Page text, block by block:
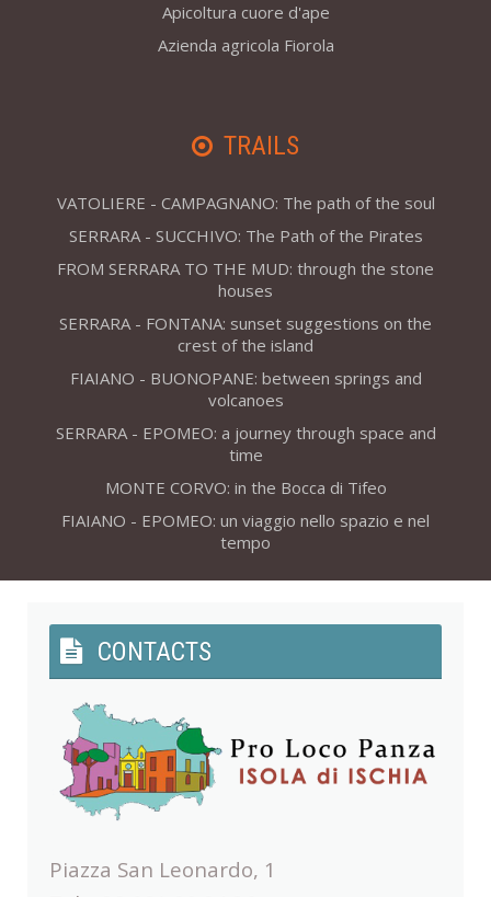
Apicoltura cuore d'ape
Azienda agricola Fiorola
TRAILS
VATOLIERE - CAMPAGNANO: The path of the soul
SERRARA - SUCCHIVO: The Path of the Pirates
FROM SERRARA TO THE MUD: through the stone
houses
SERRARA - FONTANA: sunset suggestions on the
crest of the island
FIAIANO - BUONOPANE: between springs and
volcanoes
SERRARA - EPOMEO: a journey through space and
time
MONTE CORVO: in the Bocca di Tifeo
FIAIANO - EPOMEO: un viaggio nello spazio e nel
tempo
CONTACTS
Piazza San Leonardo, 1